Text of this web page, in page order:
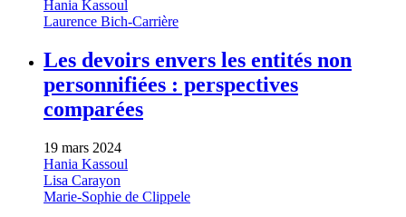
Hania Kassoul
Laurence Bich-Carrière
Les devoirs envers les entités non
personnifiées : perspectives
comparées
19 mars 2024
Hania Kassoul
Lisa Carayon
Marie-Sophie de Clippele